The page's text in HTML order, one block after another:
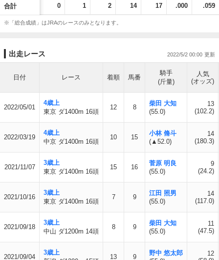
合計 0 1 2 14 17 .000 .059
※「総合成績」はJRAのレースのみとなります。
出走レース 2022/5/2 00:00
日付 レース 着順 馬番
騎手
(斤量)
人気
(オッズ)
2022/05/01
4歳上
東京 ダ1400m 16頭
12 8
柴田 大知
(55.0)
13
(102.2)
2022/03/19
4歳上
中京 ダ1400m 16頭
10 15
小林 脩斗
(▲52.0)
14
(180.3)
2021/11/07
3歳上
東京 ダ1400m 16頭
15 16
菅原 明良
(55.0)
9
(24.2)
2021/10/16
3歳上
東京 ダ1400m 16頭
7 9
江田 照男
(55.0)
14
(117.0)
2021/09/18
3歳上
中山 ダ1200m 14頭
8 9
柴田 大知
(55.0)
11
(47.5)
2021/09/04
3歳上
13 9
野中 悠太郎
12